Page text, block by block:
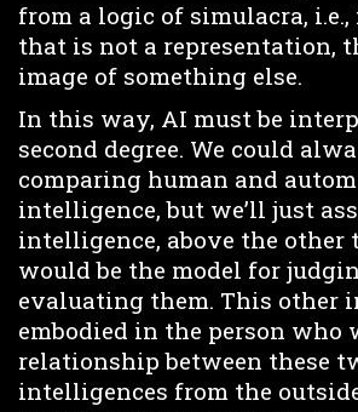
from a logic of simulacra,
that is not a representation,
image of something else.
In this way, AI must be
second degree. We could
comparing human and
intelligence, but we’ll just
intelligence, above the other
would be the model for
evaluating them. This other
embodied in the person who
relationship between these
intelligences from the